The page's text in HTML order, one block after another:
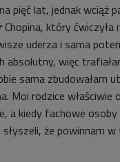
pięć lat, jednak wciąż
Chopina, który ćwiczyła
uderza i sama
absolutny, więc
sama zbudowałam
Moi rodzice
a kiedy fachowe osoby
że powinnam w